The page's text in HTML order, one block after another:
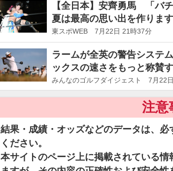
【全日本】安齊勇馬 「バ
夏は最高の思い出を作ります
東スポWEB 7月22日 21時37分
ラームが全英の警告システ
ックスの速さをもっと称賛
みんなのゴルフダイジェスト 7月22
注意
結果・成績・オッズなどのデータは、
ください。
本サイトのページ上に掲載されている